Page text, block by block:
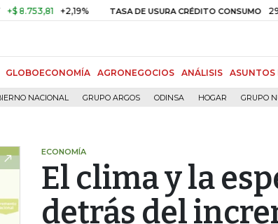
+2,19% TASA DE USURA CRÉDITO CONSUMO 29,66%
GLOBOECONOMÍA AGRONEGOCIOS ANÁLISIS ASUNTOS
NACIONAL GRUPO ARGOS ODINSA HOGAR GRUPO
ECONOMÍA
El clima y la
detrás del